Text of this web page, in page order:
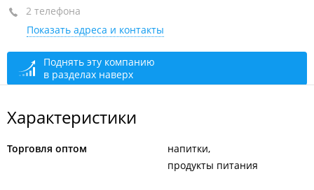
пиццерия "Sicilian"
+7 964 444-06-06
+7 914 790-14-59
открыто: 12:00–23:59
2 телефона
Показать адреса и контакты
Поднять эту компанию
в разделах наверх
Характеристики
Торговля оптом
напитки
продукты питания